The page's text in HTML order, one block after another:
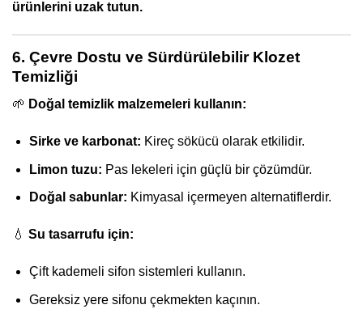
ürünlerini uzak tutun.
6. Çevre Dostu ve Sürdürülebilir Klozet
Temizliği
🌱 Doğal temizlik malzemeleri kullanın:
Sirke ve karbonat: Kireç sökücü olarak etkilidir.
Limon tuzu: Pas lekeleri için güçlü bir çözümdür.
Doğal sabunlar: Kimyasal içermeyen alternatiflerdir.
💧 Su tasarrufu için:
Çift kademeli sifon sistemleri kullanın.
Gereksiz yere sifonu çekmekten kaçının.